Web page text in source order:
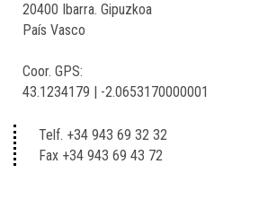
20400 Ibarra. Gipuzkoa
País Vasco
Coor. GPS:
43.1234179 | -2.0653170000001
Telf. +34 943 69 32 32
Fax +34 943 69 43 72